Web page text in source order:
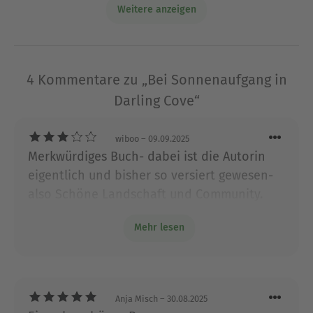
Schreiben. Sie lebt in der Nähe von London.
Weitere anzeigen
4 Kommentare zu „Bei Sonnenaufgang in
Darling Cove“
wiboo – 09.09.2025
Merkwürdiges Buch- dabei ist die Autorin
eigentlich und bisher so versiert gewesen-
wäre doch wie sie ihr Leben organisieren
Mehr lesen
Anja Misch – 30.08.2025